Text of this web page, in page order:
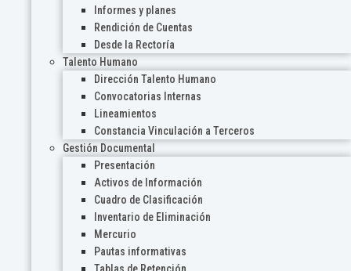
Informes y planes
Rendición de Cuentas
Desde la Rectoría
Talento Humano
Dirección Talento Humano
Convocatorias Internas
Lineamientos
Constancia Vinculación a Terceros
Gestión Documental
Presentación
Activos de Información
Cuadro de Clasificación
Inventario de Eliminación
Mercurio
Pautas informativas